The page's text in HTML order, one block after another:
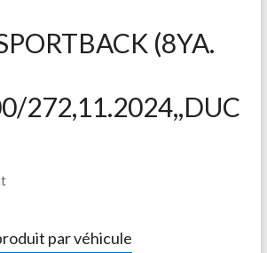
(8YA.
272,11.2024,,DUC
par véhicule